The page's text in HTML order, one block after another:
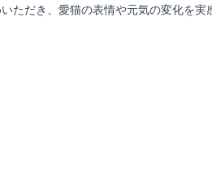
ただき、愛猫の表情や元気の変化を実